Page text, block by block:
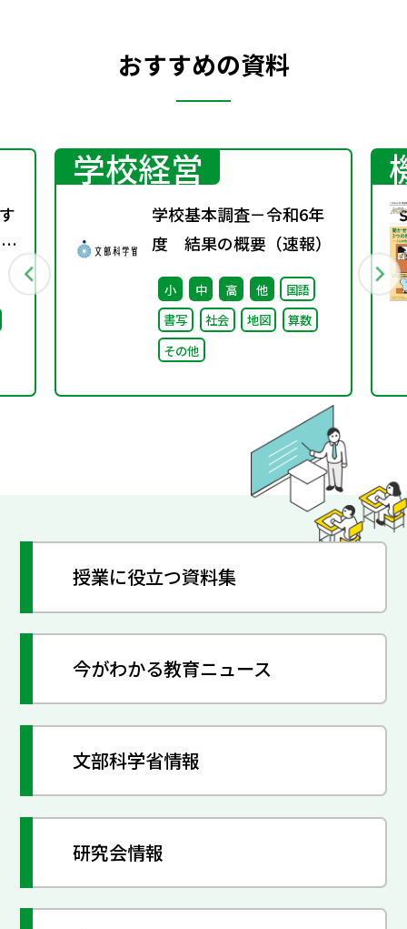
おすすめの資料
学校経営
学校基本調査－令和6年
度 結果の概要（速報）
小 中 高 他
国語
書写
社会 地図
算数
その他
授業に役立つ資料集
今がわかる教育ニュース
文部科学省情報
研究会情報